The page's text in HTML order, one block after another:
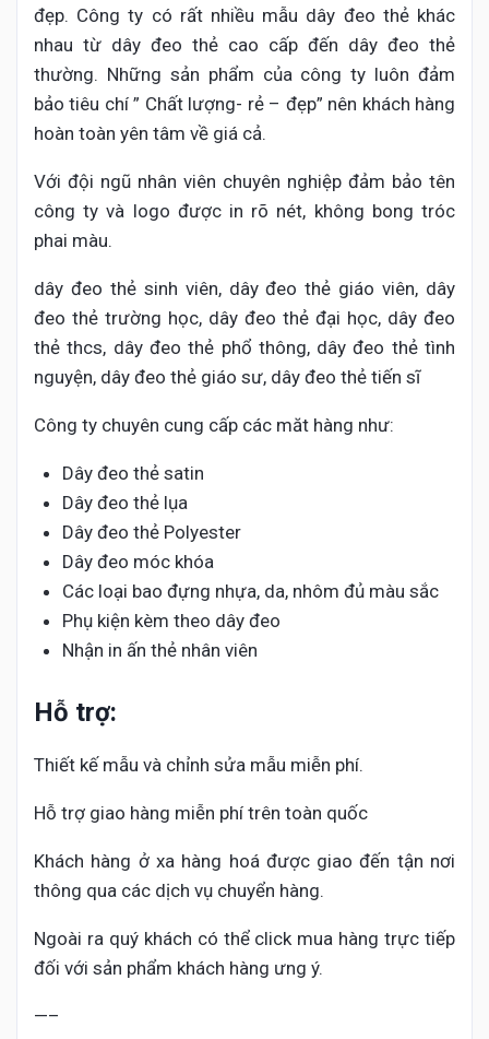
đẹp. Công ty có rất nhiều mẫu dây đeo thẻ khác
nhau từ dây đeo thẻ cao cấp đến dây đeo thẻ
thường. Những sản phẩm của công ty luôn đảm
bảo tiêu chí ” Chất lượng- rẻ – đẹp” nên khách hàng
hoàn toàn yên tâm về giá cả.
Với đội ngũ nhân viên chuyên nghiệp đảm bảo tên
công ty và logo được in rõ nét, không bong tróc
phai màu.
dây đeo thẻ sinh viên, dây đeo thẻ giáo viên, dây
đeo thẻ trường học, dây đeo thẻ đại học, dây đeo
thẻ thcs, dây đeo thẻ phổ thông, dây đeo thẻ tình
nguyện, dây đeo thẻ giáo sư, dây đeo thẻ tiến sĩ
Công ty chuyên cung cấp các măt hàng như:
Dây đeo thẻ satin
Dây đeo thẻ lụa
Dây đeo thẻ Polyester
Dây đeo móc khóa
Các loại bao đựng nhựa, da, nhôm đủ màu sắc
Phụ kiện kèm theo dây đeo
Nhận in ấn thẻ nhân viên
Hỗ trợ:
Thiết kế mẫu và chỉnh sửa mẫu miễn phí.
Hỗ trợ giao hàng miễn phí trên toàn quốc
Khách hàng ở xa hàng hoá được giao đến tận nơi
thông qua các dịch vụ chuyển hàng.
Ngoài ra quý khách có thể click mua hàng trực tiếp
đối với sản phẩm khách hàng ưng ý.
—–